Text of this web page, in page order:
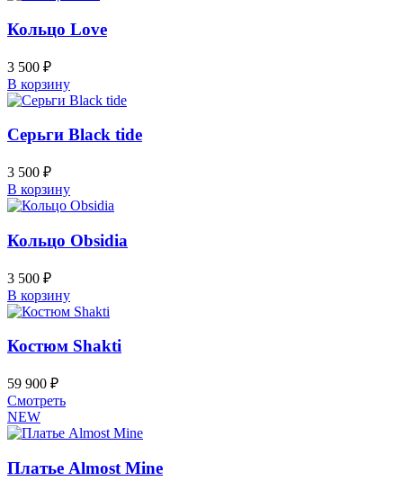
Кольцо Love
3 500 ₽
В корзину
Серьги Black tide
3 500 ₽
В корзину
Кольцо Obsidia
3 500 ₽
В корзину
Костюм Shakti
59 900 ₽
СмотретьЭтот
имеет
вариаций.
Опции
NEW
Платье Almost Mine